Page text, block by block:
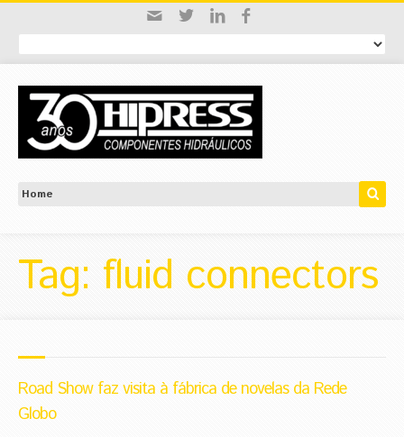
Tag: fluid connectors
Road Show faz visita à fábrica de novelas da Rede
Globo